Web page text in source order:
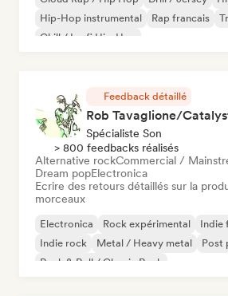
Hip-Hop instrumental
Rap francais
Chill / Lo-fi Hip-Hop
Feedback détaillé
Rob Tavaglione/
Spécialiste Son
> 800 feedbacks réalisés
Alternative rockCommercial /
Dream popElectronica
Ecrire des retours détaillés sur la
morceaux
Electronica Rock expérimental Indie
Indie rock
Metal / Heavy metal
Post
Rock & Roll / Classic Rock